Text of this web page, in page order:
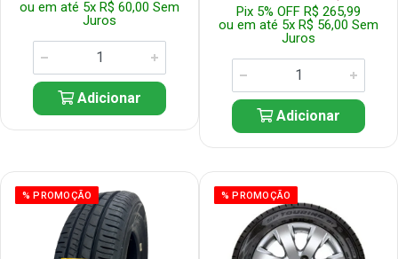
ou em até 5x R$ 60,00 Sem
Juros
Adicionar
Pix 5% OFF R$ 265,99
ou em até 5x R$ 56,00 Sem
Juros
Adicionar
% PROMOÇÃO % PROMOÇÃO